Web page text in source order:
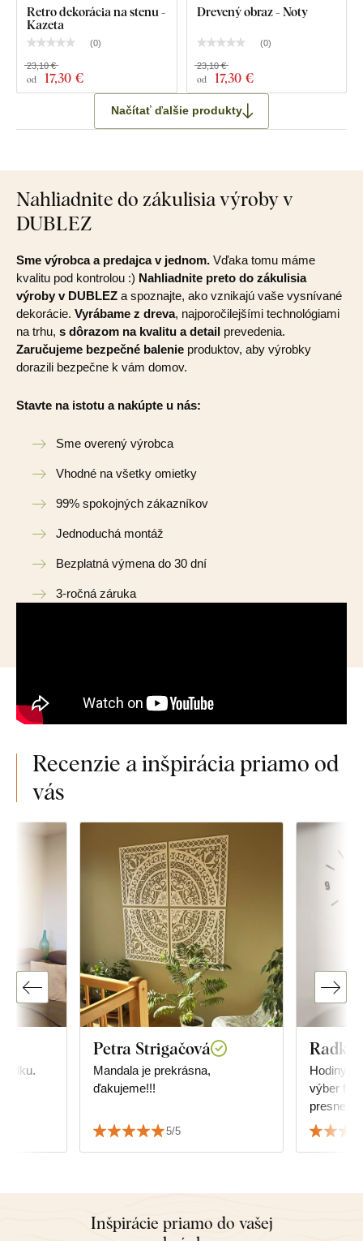
Retro dekorácia na stenu -
Kazeta
(0)
od 17,30 €
23,10 €
Drevený obraz - Noty
(0)
od 17,30 €
23,10 €
Načítať ďalšie produkty
Nahliadnite do zákulisia výroby v
DUBLEZ
Sme výrobca a predajca v jednom. Vďaka tomu máme
kvalitu pod kontrolou :) Nahliadnite preto do zákulisia
výroby v DUBLEZ a spoznajte, ako vznikajú vaše vysnívané
dekorácie. Vyrábame z dreva, najporočilejšími technológiami
na trhu, s dôrazom na kvalitu a detail prevedenia.
Zaručujeme bezpečné balenie produktov, aby výrobky
dorazili bezpečne k vám domov.
Stavte na istotu a nakúpte u nás:
Sme overený výrobca
Vhodné na všetky omietky
99% spokojných zákazníkov
Jednoduchá montáž
Bezplatná výmena do 30 dní
3-ročná záruka
Recenzie a inšpirácia priamo od
vás
Petra Strigačová
Mandala je prekrásna,
ďakujeme!!!
5/5
Radka
Hodiny
výber
presne
Inšpirácie priamo do vašej